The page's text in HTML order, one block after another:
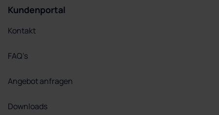
Kundenportal
Kontakt
FAQ’s
Angebot anfragen
Downloads